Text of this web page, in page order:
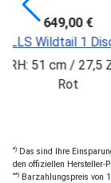
*) Das sind Ihre
den offiziellen Hersteller-
**) Barzahlungspreis von